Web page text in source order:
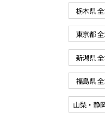
栃木県
東京都
新潟県
福島県
山梨・静